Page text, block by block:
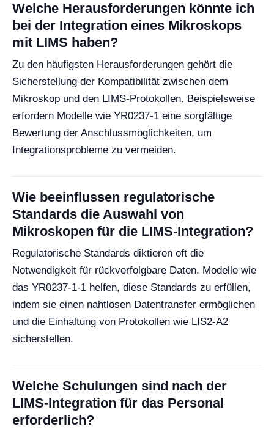
Welche Herausforderungen könnte ich
bei der Integration eines Mikroskops
mit LIMS haben?
Zu den häufigsten Herausforderungen gehört die
Sicherstellung der Kompatibilität zwischen dem
Mikroskop und den LIMS-Protokollen. Beispielsweise
erfordern Modelle wie YR0237-1 eine sorgfältige
Bewertung der Anschlussmöglichkeiten, um
Integrationsprobleme zu vermeiden.
Wie beeinflussen regulatorische
Standards die Auswahl von
Mikroskopen für die LIMS-Integration?
Regulatorische Standards diktieren oft die
Notwendigkeit für rückverfolgbare Daten. Modelle wie
das YR0237-1-1 helfen, diese Standards zu erfüllen,
indem sie einen nahtlosen Datentransfer ermöglichen
und die Einhaltung von Protokollen wie LIS2-A2
sicherstellen.
Welche Schulungen sind nach der
LIMS-Integration für das Personal
erforderlich?